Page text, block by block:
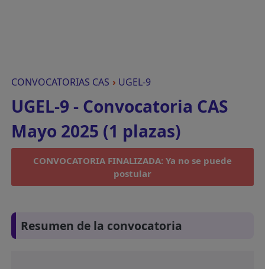
CONVOCATORIAS CAS › UGEL-9
UGEL-9 - Convocatoria CAS
Mayo 2025 (1 plazas)
CONVOCATORIA FINALIZADA: Ya no se puede
postular
Resumen de la convocatoria